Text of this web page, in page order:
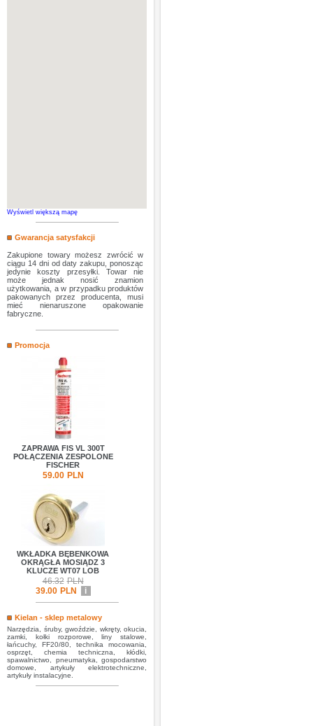
Wyświetl większą mapę
Gwarancja satysfakcji
Zakupione towary możesz zwrócić w
ciągu 14 dni od daty zakupu, ponosząc
jedynie koszty przesyłki. Towar nie
może jednak nosić znamion
użytkowania, a w przypadku produktów
pakowanych przez producenta, musi
mieć nienaruszone opakowanie
fabryczne.
Promocja
ZAPRAWA FIS VL 300T
POŁĄCZENIA ZESPOLONE
FISCHER
59.00 PLN
WKŁADKA BĘBENKOWA
OKRĄGŁA MOSIĄDZ 3
KLUCZE WT07 LOB
46.32 PLN
39.00 PLN i
Kielan - sklep metalowy
Narzędzia, śruby, gwoździe, wkręty, okucia,
zamki, kołki rozporowe, liny stalowe,
łańcuchy, FF20/80, technika mocowania,
osprzęt, chemia techniczna, kłódki,
spawalnictwo, pneumatyka, gospodarstwo
domowe, artykuły elektrotechniczne,
artykuły instalacyjne.